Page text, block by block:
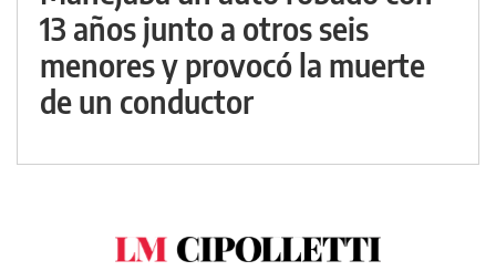
13 años junto a otros seis
menores y provocó la muerte
de un conductor